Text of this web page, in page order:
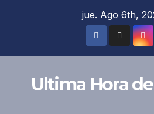
jue. Ago 6th,
Ultima Hora